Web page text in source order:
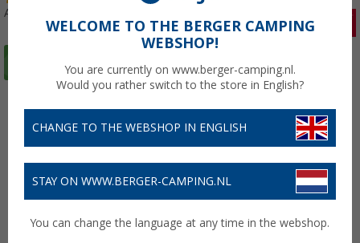
Artikelnr: 182144
WELCOME TO THE BERGER CAMPING
WEBSHOP!
You are currently on www.berger-camping.nl.
Would you rather switch to the store in English?
CHANGE TO THE WEBSHOP IN ENGLISH
STAY ON WWW.BERGER-CAMPING.NL
You can change the language at any time in the webshop.